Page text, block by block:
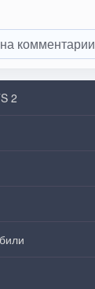
комментарии
2